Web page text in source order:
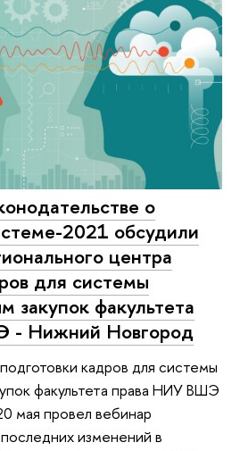
о
2021 обсудили
центра
для системы
закупок факультета
Нижний Новгород
кадров для системы
факультета права НИУ ВШЭ
мая провел вебинар
изменений в